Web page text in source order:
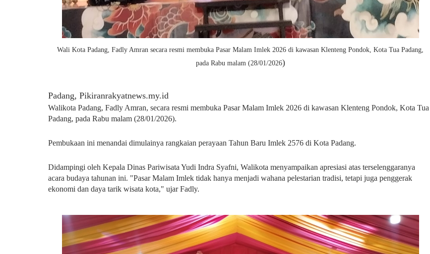
Wali Kota Padang, Fadly Amransecara resmi membuka Pasar Malam Imlek 2026 di kawasan Klenteng Pondok, Kota Tua Padang,
pada Rabu malam (28/01/2026)
Padang, Pikiranrakyatnews.my.id
Walikota Padang, Fadly Amran, secara resmi membuka Pasar Malam Imlek 2026 di kawasan Klenteng Pondok, Kota Tua
Padang, pada Rabu malam (28/01/2026).
Pembukaan ini menandai dimulainya rangkaian perayaan Tahun Baru Imlek 2576 di Kota Padang.
Didampingi oleh Kepala Dinas Pariwisata Yudi Indra Syafni, Walikota menyampaikan apresiasi atas terselenggaranya
acara budaya tahunan ini. "Pasar Malam Imlek tidak hanya menjadi wahana pelestarian tradisi, tetapi juga penggerak
ekonomi dan daya tarik wisata kota," ujar Fadly.